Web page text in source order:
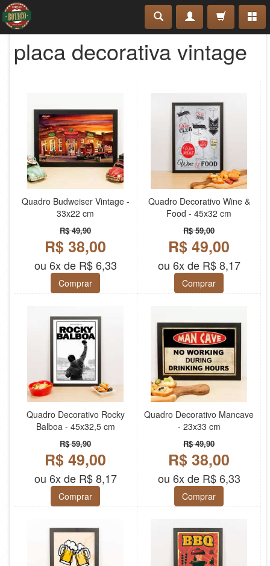
placa decorativa vintage
Quadro Budweiser Vintage -
33x22 cm
R$ 49,90
R$ 38,00
ou 6x de R$ 6,33
Comprar
Quadro Decorativo Wine &
Food - 45x32 cm
R$ 59,00
R$ 49,00
ou 6x de R$ 8,17
Comprar
Quadro Decorativo Rocky
Balboa - 45x32,5 cm
R$ 59,90
R$ 49,00
ou 6x de R$ 8,17
Comprar
Quadro Decorativo Mancave
- 23x33 cm
R$ 49,90
R$ 38,00
ou 6x de R$ 6,33
Comprar